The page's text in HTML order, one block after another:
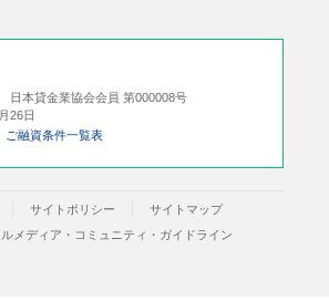
日本貸金業協会会員 第000008号
26日
ご融資条件一覧表
サイトポリシー
サイトマップ
メディア・コミュニティ・ガイドライン